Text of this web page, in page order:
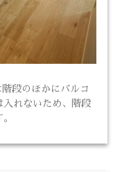
段のほかにバルコ
入れないため、階段